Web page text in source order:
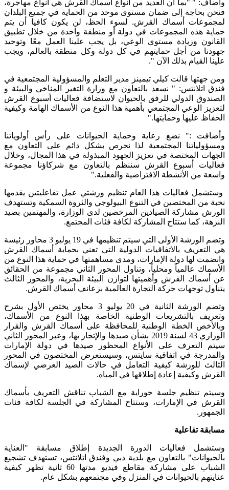
وأضاف: " "بما أن العديد من أنواع أسماك القرش هي أنواع مهاجرة،
فنحن بحاجة إلى ضمان مستوى موحد من الحماية في جميع البلدان
لمجموعات أسماك القرش. لسوء الحظ، لن يكون كافيا أن يتم
حماية هذه المجموعات في دولة أو منطقة واحدة من خلال تطبيق
القانون وزيادة مستوى الوعي، بل يجب علينا العمل معًا وتوحيد
جهودنا من أجل حمايتهم في كل دولة وكل منطقة بالعالم، ويجب
علينا القيام بذلك الآن ".
ومن جهتها قالت كيلي تيمينز مدير التعلم والمسؤولية المجتمعية في
فندق اتلانتس: " نسعد بالتعاون مع وزارة التغير المناخي والبيئة و
الصندوق الدولي للرفق بالحيوان لاستضافة فعاليات أسبوع القرش
لتعزيز الوعي المجتمعي بأهمية هذا النوع من الأسماك الهامة وكيفية
الحفاظ عليها وحمايتها."
وأضافت :" نضع رعاية وحماية الحيوانات على رأس أولوياتنا
ومسؤولياتنا المجتمعية لذا نحرص بشكل دائم على التعاون مع
الجهات المختصة في تعزيز الجهود المبذولة في هذا المجال، وخلال
فعاليات أسبوع القرش سننظم بالتعاون مع شركاؤنا مجموعة
واسعة من الأنشطة الافتراضية والفعلية."
وستشمل فعاليات هذا العام تنظيم ورشتي عمل تفاعليتين يقدمها
نخبة من المختصين في التنوع البيولوجي والثروة السمكية وتستهدف
الورش مشاركة الصيادين المرخصين لدى الوزارة، والمهتمين بصيد
النزهة، كما ستتاح المشاركة لكافة فئات المجتمع.
وتضم الورشة الأولى التي سيتم تنظيمها في 19 يوليو 3 محاور رئيسة
هي التعريف بالاتفاقيات الدولية التي تعني بحماية أسماك القرش
وانضمت لها دولة الإمارات، ومدى مساهمتها في حماية هذا النوع من
الأسماك عالمياً ومحلياً، وتناول المحور الثاني مجموعة من الحقائق
عن أسماك القرش وأهميتها لتوازن البيئة البحرية، والمحور الثالث
يتناول توجهات حركة التجارة العالمية بزعانف أسماك القرش.
وتضم الورشة الثانية في 20 يوليو 3 محاور يختص الأول بشرح
وتعريف بالتشريعات الوطنية الخاصة بهذا النوع من الأسماك،
وبالأخص الخطة الوطنية للمحافظة على أسماك القرش والقرار
الوزاري 43 لسنة 2019 بشأن صيدها والإتجار بها، وعبر المحور الثاني
سيتم التعرف على الأنواع المحظور صيدها في دولة الإمارات
والمدرجة في اتفاقية سايتس، وسيستعرض المختصون في المحور
الثالث للورشة كيفية التعامل في حالات الصيد العرضي لإسماك
القرش وكيفية إعادة إطلاقها في المياه.
وسيتم تنظيم جلسة حوراية مع الشباب تناقش التعريف بأسماك
القرش في الإمارات، وستتاح المشاركة في الجلسة لكافة فئات
الجمهور.
مسابقة تفاعلية
وستشمل فعاليات الدورة الجديدة إطلاق مسابقة "العناية
بالحيوانات" بالتعاون مع بلدية دبي وفندق اتلانتس، تستهدف تشجيع
الشباب على مشاركة مقاطع فيديو مدتها 60 ثانية تظهر كيفية
عنايتهم بالحيوانات في المنزل وفي مجتمعهم بشكل عام.